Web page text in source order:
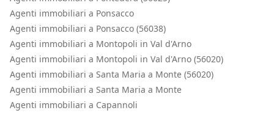
Agenti immobiliari a Ponsacco
Agenti immobiliari a Ponsacco (56038)
Agenti immobiliari a Montopoli in Val d'Arno
Agenti immobiliari a Montopoli in Val d'Arno (56020)
Agenti immobiliari a Santa Maria a Monte (56020)
Agenti immobiliari a Santa Maria a Monte
Agenti immobiliari a Capannoli